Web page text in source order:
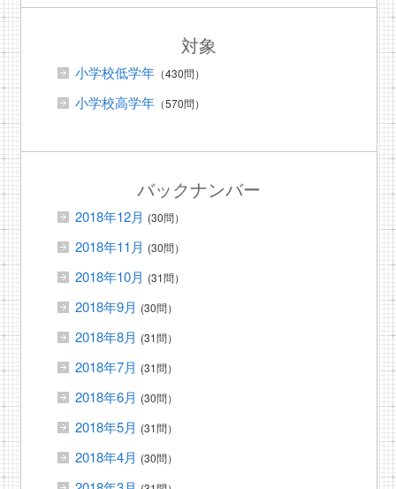
対象
小学校低学年（430問）
小学校高学年（570問）
バックナンバー
2018年12月 (30問）
2018年11月 (30問）
2018年10月 (31問）
2018年9月 (30問）
2018年8月 (31問）
2018年7月 (31問）
2018年6月 (30問）
2018年5月 (31問）
2018年4月 (30問）